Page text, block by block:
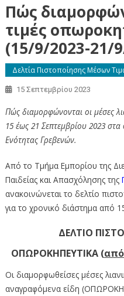
Πώς
τιμές
(15/9/2023-21/
Δελτία Πιστοποίησης Μέσων
15 Σεπτεμβρίου 2023
Πώς διαμορφώνονται οι μέσες
15 έως 21 Σεπτεμβρίου 2023
Ενότητας Γρεβενών.
Από το Τμήμα Εμπορίου της
Παιδείας και Απασχόλησης της
ανακοινώνεται το δελτίο
για το χρονικό διάστημα από
ΔΕΛΤΙΟ
ΟΠΩΡΟΚΗΠΕΥΤΙΚΑ (
Οι διαμορφωθείσες μέσες
αναγραφόμενα είδη